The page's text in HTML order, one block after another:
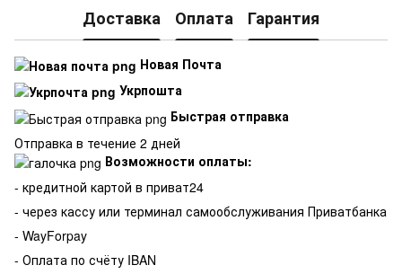
Доставка Оплата Гарантия
Новая Почта
Укрпошта
Быстрая отправка
Отправка в течение 2 дней
Возможности оплаты:
- кредитной картой в приват24
- через кассу или терминал самообслуживания Приватбанка
- WayForpay
- Оплата по счёту IBAN